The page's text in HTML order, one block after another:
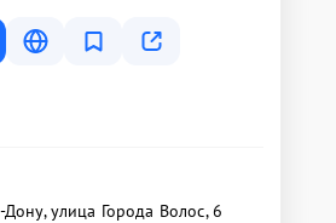
Дону, улица Города Волос, 6